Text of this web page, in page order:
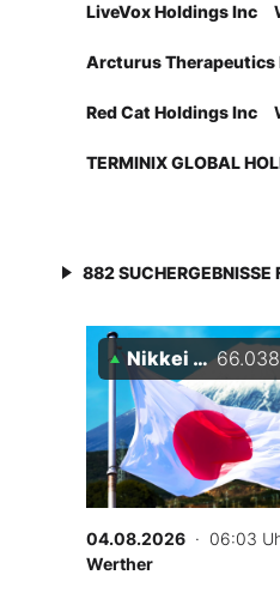
Kontakt
LiveVox Holdings Inc
Arcturus Therapeutics
Red Cat Holdings Inc
TERMINIX GLOBAL
882SUCHERGEBNISSE
Nikkei 225
04.08.2026 · 06:03
Werther